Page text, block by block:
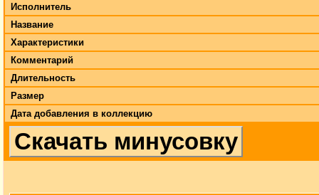
Исполнитель
Название
Характеристики
Комментарий
Длительность
Размер
Дата добавления в коллекцию
Скачать минусовку